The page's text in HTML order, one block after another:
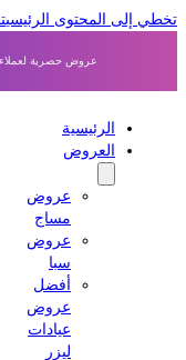
إلى المحتوى الرئيسي
عروض حصرية لعملاء
الرئيسية
العروض
عروض
مساج
عروض
أفضل
عروض
عيادات